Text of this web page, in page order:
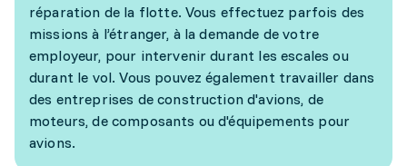
réparation de la flotte. Vous effectuez parfois des
missions à l’étranger, à la demande de votre
employeur, pour intervenir durant les escales ou
durant le vol. Vous pouvez également travailler dans
des entreprises de construction d'avions, de
moteurs, de composants ou d'équipements pour
avions.